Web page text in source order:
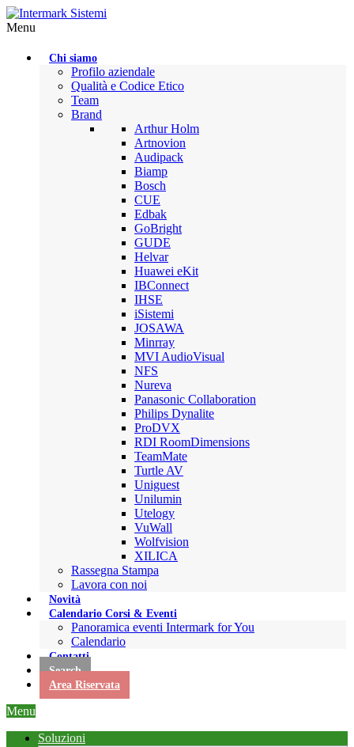
Menu
Chi siamo
Profilo aziendale
Qualità e Codice Etico
Team
Brand
Arthur Holm
Artnovion
Audipack
Biamp
Bosch
CUE
Edbak
GoBright
GUDE
Helvar
Huawei eKit
IBConnect
IHSE
iSistemi
JOSAWA
Minrray
MVI AudioVisual
NFS
Nureva
Panasonic Collaboration
Philips Dynalite
ProDVX
RDI RoomDimensions
TeamMate
Turtle AV
Uniguest
Unilumin
Utelogy
VuWall
Wolfvision
XILICA
Rassegna Stampa
Lavora con noi
Novità
Calendario Corsi & Eventi
Panoramica eventi Intermark for You
Calendario
Contatti
Search
Area Riservata
Menu
Soluzioni